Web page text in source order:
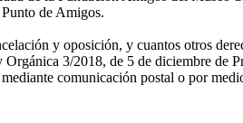
de Amigos.
y oposición, y cuantos otros
3/2018, de 5 de diciembre de
comunicación postal o por